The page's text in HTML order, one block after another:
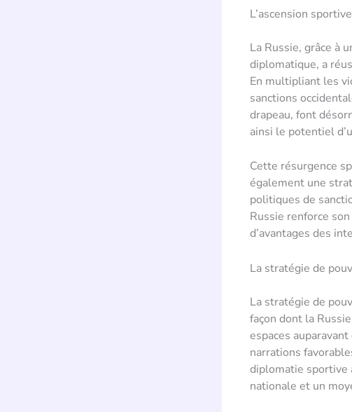
L’ascension
La Russie, grâce à
diplomatique, a
En multipliant les
sanctions
drapeau, font
ainsi le potentiel
Cette résurgence
également une
politiques de
Russie renforce
d’avantages des
La stratégie de
La stratégie de
façon dont la
espaces
narrations
diplomatie sportive
nationale et un